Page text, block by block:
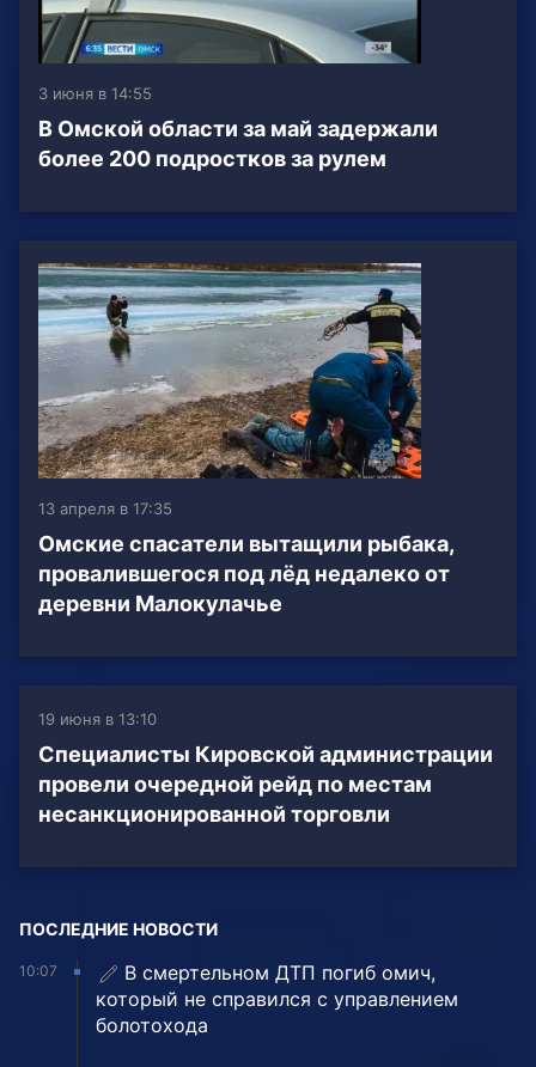
3 июня в 14:55
В Омской области за май задержали
более 200 подростков за рулем
13 апреля в 17:35
Омские спасатели вытащили рыбака,
провалившегося под лёд недалеко от
деревни Малокулачье
19 июня в 13:10
Специалисты Кировской администрации
провели очередной рейд по местам
несанкционированной торговли
ПОСЛЕДНИЕ НОВОСТИ
10:07
В смертельном ДТП погиб омич,
который не справился с управлением
болотохода